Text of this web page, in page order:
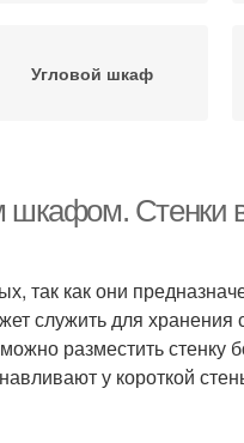
Угловой шкаф
шкафом. Стенки
так как они
служить для хранения
разместить стенку
у короткой